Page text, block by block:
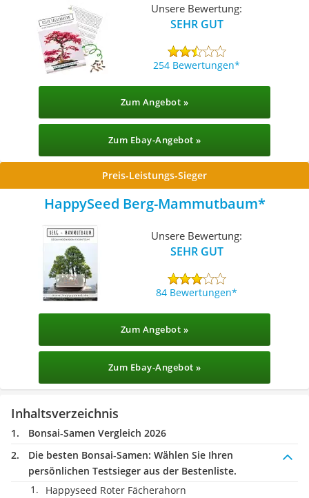
Unsere Bewertung:
SEHR GUT
254 Bewertungen
Zum Angebot »
Zum Ebay-Angebot »
Preis-Leistungs-Sieger
HappySeed Berg-Mammutbaum
Unsere Bewertung:
SEHR GUT
84 Bewertungen
Zum Angebot »
Zum Ebay-Angebot »
Inhaltsverzeichnis
Bonsai-Samen Vergleich 2026
Die besten Bonsai-Samen: Wählen Sie Ihren
persönlichen Testsieger aus der Bestenliste.
Happyseed Roter Fächerahorn